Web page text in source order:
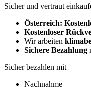
Sicher und vertraut
Österreich:
Kostenloser
Wir arbeiten
Sichere Bezahlung
Sicher bezahlen mit
Nachnahme